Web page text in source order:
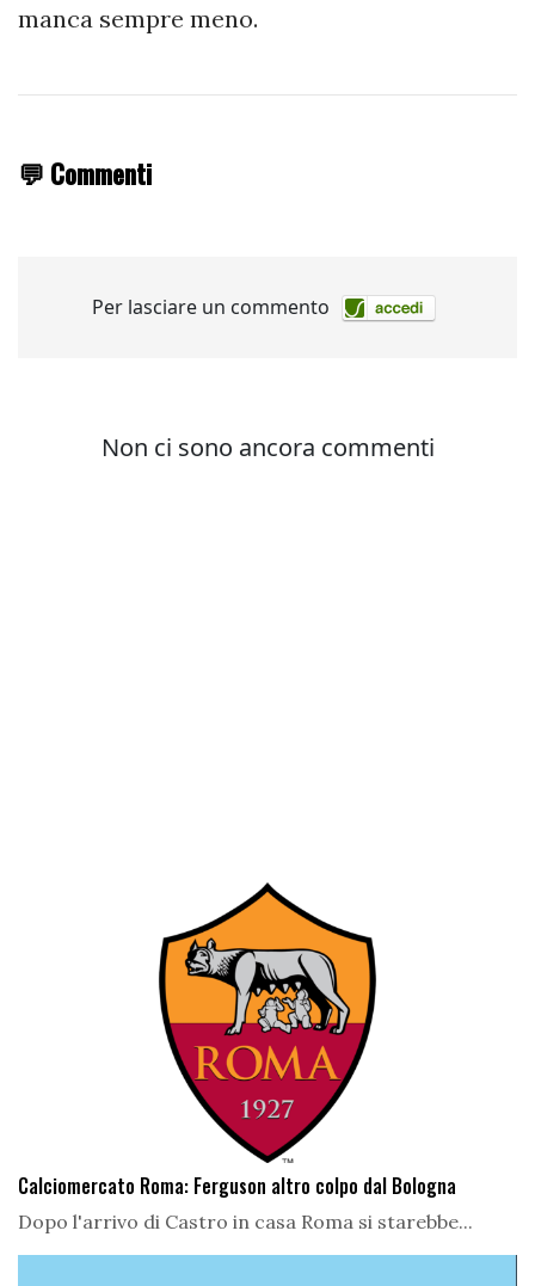
manca sempre meno.
💬 Commenti
Calciomercato Roma: Ferguson altro colpo dal Bologna
Dopo l'arrivo di Castro in casa Roma si starebbe...